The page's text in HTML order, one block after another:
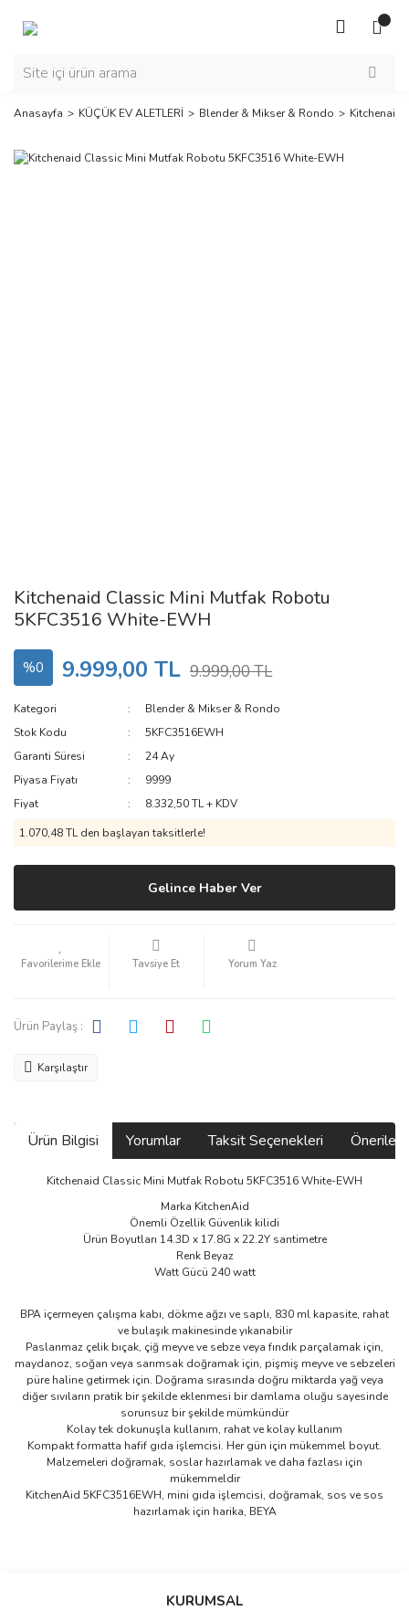
Anasayfa KÜÇÜK EV ALETLERİ Blender & Mikser & Rondo Kitchenaid
Kitchenaid Classic Mini Mutfak Robotu
5KFC3516 White-EWH
%0 9.999,00 TL 9.999,00 TL
Kategori
Blender & Mikser & Rondo
Stok Kodu
5KFC3516EWH
Garanti Süresi
24 Ay
Piyasa Fiyatı
9999
Fiyat
8.332,50 TL + KDV
1.070,48 TL den başlayan taksitlerle!
Gelince Haber Ver
Tavsiye Et Yorum Yaz
Ürün Paylaş :
Karşılaştır
Ürün Bilgisi Yorumlar Taksit Seçenekleri
Kitchenaid Classic Mini Mutfak Robotu 5KFC3516 White-EWH
Marka KitchenAid
Önemli Özellik Güvenlik kilidi
Ürün Boyutları 14.3D x 17.8G x 22.2Y santimetre
Renk Beyaz
Watt Gücü 240 watt
BPA içermeyen çalışma kabı, dökme ağzı ve saplı, 830 ml kapasite, rahat
ve bulaşık makinesinde yıkanabilir
Paslanmaz çelik bıçak, çiğ meyve ve sebze veya fındık parçalamak için,
maydanoz, soğan veya sarımsak doğramak için, pişmiş meyve ve sebzeleri
püre haline getirmek için. Doğrama sırasında doğru miktarda yağ veya
diğer sıvıların pratik bir şekilde eklenmesi bir damlama oluğu sayesinde
sorunsuz bir şekilde mümkündür
Kolay tek dokunuşla kullanım, rahat ve kolay kullanım
Kompakt formatta hafif gıda işlemcisi. Her gün için mükemmel boyut.
Malzemeleri doğramak, soslar hazırlamak ve daha fazlası için
mükemmeldir
KitchenAid 5KFC3516EWH, mini gıda işlemcisi, doğramak, sos ve sos
hazırlamak için harika, BEYA
Bu ürüne ilk yorumu siz yapın!
KURUMSAL